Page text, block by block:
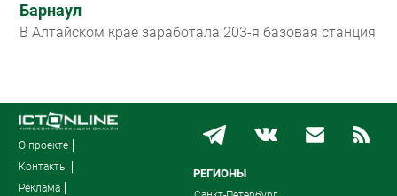
Барнаул
В Алтайском крае заработала 203-я базовая станция
О проекте
Контакты
Реклама
РЕГИОНЫ